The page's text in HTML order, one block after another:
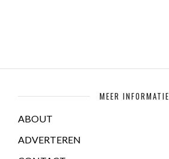
MEER INFORMATIE
ABOUT
ADVERTEREN